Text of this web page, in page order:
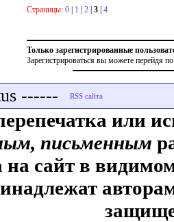
Страницы: 0 | 1 | 2 | 3 | 4
Только зарегистрированные
Зарегистрироваться вы можете перейдя
------
или
письменным
на сайт в